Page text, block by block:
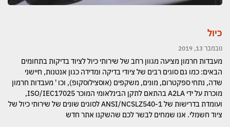
כיול
נובמבר 13, 2019
מעבדות חרמון מציעה מגוון רחב של שירותי כיול לציוד בדיקות בתחומים
הבאים: כמו גם סוגים רבים של ציודי בדיקה ומדידה כגון אנטנות, חיישני
שדה, נתחי ספקטרום, מונים, משקפים (אוסצילוסקופ), וכו ' מעבדות חרמון
מוכרת על ידי A2LA בהתאם לתקן הבינלאומי המוכר ISO/IEC17025,
ועומדת בדרישות של ANSI/NCSLZ540-1 לסוגים שונים של שירותי כיול של
ציוד חשמלי. אנו שמחים לבשר לכם שהשקנו אתר חדש